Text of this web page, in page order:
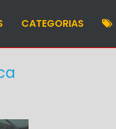
CATEGORIAS